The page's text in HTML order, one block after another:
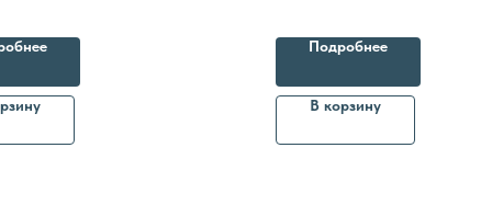
тусклого оттенка,
мелких морщин и
защитных функций кожи
Подробнее
В корзину